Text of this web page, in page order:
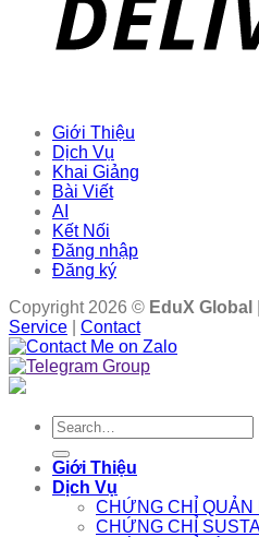
Giới Thiệu
Dịch Vụ
Khai Giảng
Bài Viết
AI
Kết Nối
Đăng nhập
Đăng ký
Copyright 2026 © EduX Global
Service
Contact
Search
for:
Giới Thiệu
Dịch Vụ
CHỨNG CHỈ QUẢN
CHỨNG CHỈ